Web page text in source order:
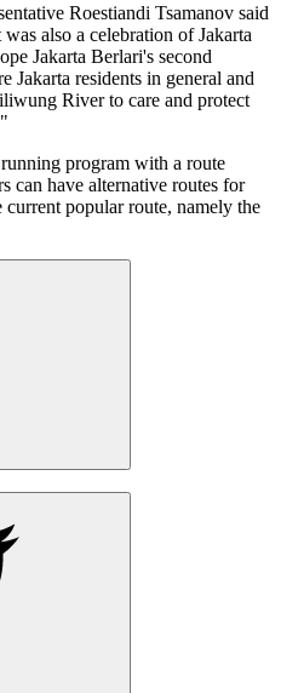
Roestiandi Tsamanov said
also a celebration of Jakarta
Jakarta Berlari's second
Jakarta residents in general and
River to care and protect
program with a route
can have alternative routes for
current popular route, namely the